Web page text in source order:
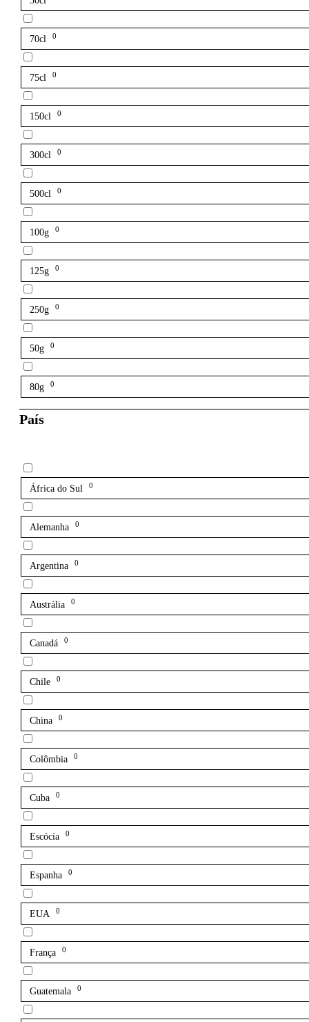
70cl 0
75cl 0
150cl 0
300cl 0
500cl 0
100g 0
125g 0
250g 0
50g 0
80g 0
País
África do Sul 0
Alemanha 0
Argentina 0
Austrália 0
Canadá 0
Chile 0
China 0
Colômbia 0
Cuba 0
Escócia 0
Espanha 0
EUA 0
França 0
Guatemala 0